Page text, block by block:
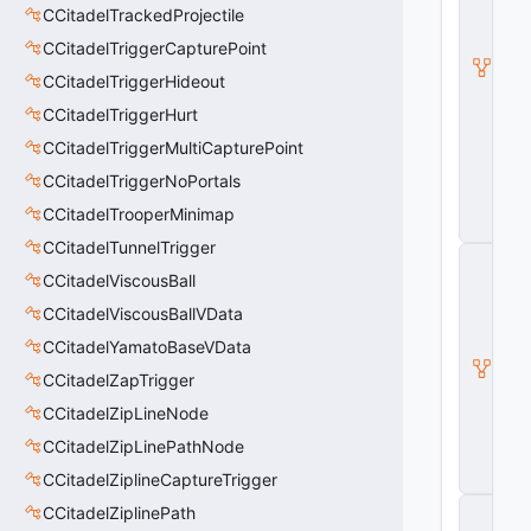
CCitadelTrackedProjectile
CCitadelTriggerCapturePoint
CCitadelTriggerHideout
CCitadelTriggerHurt
CCitadelTriggerMultiCapturePoint
CCitadelTriggerNoPortals
CCitadelTrooperMinimap
CCitadelTunnelTrigger
CCitadelViscousBall
CCitadelViscousBallVData
CCitadelYamatoBaseVData
CCitadelZapTrigger
CCitadelZipLineNode
CCitadelZipLinePathNode
CCitadelZiplineCaptureTrigger
CCitadelZiplinePath